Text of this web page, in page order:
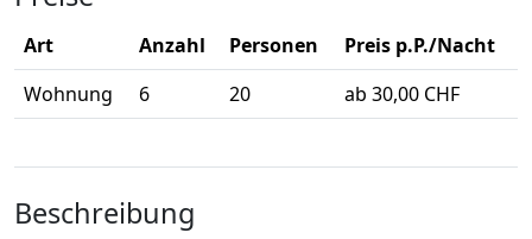
Art Anzahl Personen
Preis p.P./Nacht
Wohnung
6 20 ab 30,00 CHF
Beschreibung